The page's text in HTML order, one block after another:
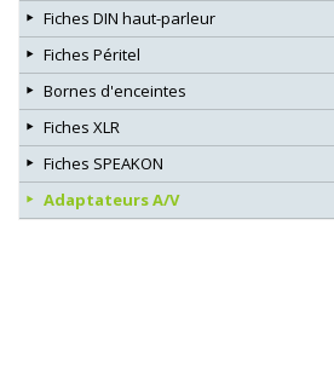
Fiches DIN haut-parleur
Fiches Péritel
Bornes d'enceintes
Fiches XLR
Fiches SPEAKON
Adaptateurs A/V